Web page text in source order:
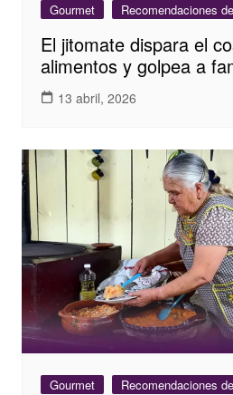
Gourmet Recomendaciones
El jitomate dispara el
alimentos y golpea a
13 abril, 2026
Gourmet Recomendaciones